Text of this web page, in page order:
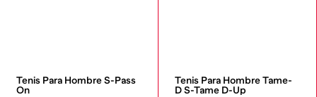
Tenis Para Hombre S-Pass
On
Tenis Para Hombre Tame-
D S-Tame D-Up